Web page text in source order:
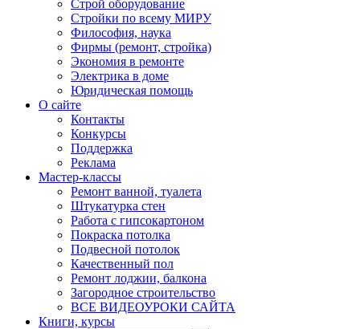
Строй оборудование
Стройки по всему МИРУ
Философия, наука
Фирмы (ремонт, стройка)
Экономия в ремонте
Электрика в доме
Юридическая помощь
О сайте
Контакты
Конкурсы
Поддержка
Реклама
Мастер-классы
Ремонт ванной, туалета
Штукатурка стен
Работа с гипсокартоном
Покраска потолка
Подвесной потолок
Качественный пол
Ремонт лоджии, балкона
Загородное строительство
ВСЕ ВИДЕОУРОКИ САЙТА
Книги, курсы